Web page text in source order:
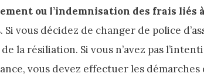
ou l’indemnisation des frais liés
Si vous décidez de changer de police
la résiliation. Si vous n’avez pas
vous devez effectuer les démarches